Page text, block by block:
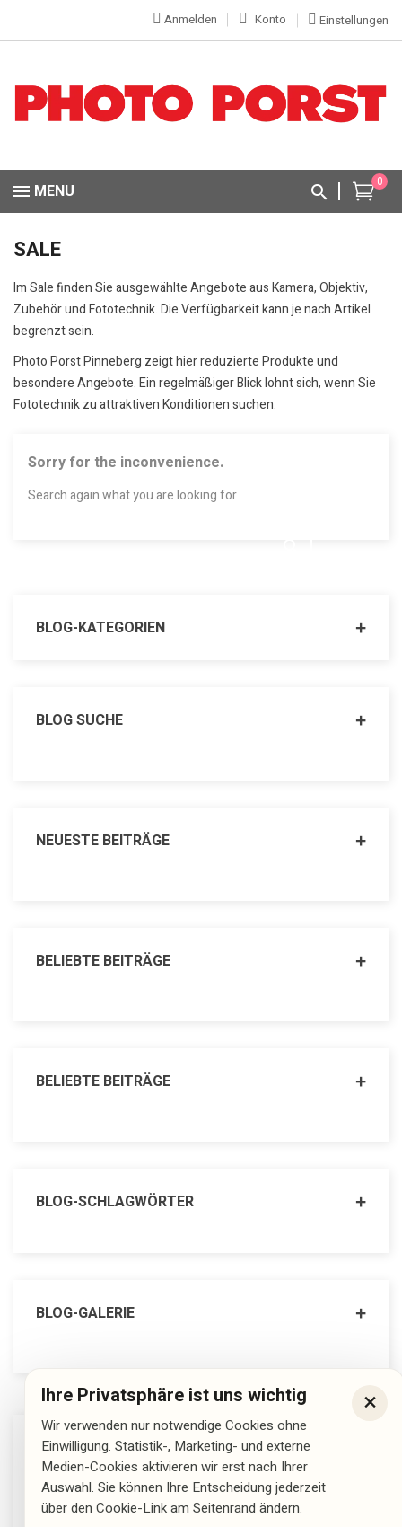
Einstellungen
Konto
Anmelden
0
MENU
BLOG-KATEGORIEN
BLOG SUCHE
NEUESTE BEITRÄGE
BELIEBTE BEITRÄGE
BELIEBTE BEITRÄGE
BLOG-SCHLAGWÖRTER
BLOG-GALERIE
UNSER GESCHÄFT, HIER FINDEN SIE UNS
SALE
Im Sale finden Sie ausgewählte Angebote aus Kamera, Objektiv,
Zubehör und Fototechnik. Die Verfügbarkeit kann je nach Artikel
begrenzt sein.
Photo Porst Pinneberg zeigt hier reduzierte Produkte und
besondere Angebote. Ein regelmäßiger Blick lohnt sich, wenn Sie
Fototechnik zu attraktiven Konditionen suchen.
Sorry for the inconvenience.
Search again what you are looking for
Ihre Privatsphäre ist uns wichtig
Wir verwenden nur notwendige Cookies ohne
Einwilligung. Statistik-, Marketing- und externe
Medien-Cookies aktivieren wir erst nach Ihrer
Auswahl. Sie können Ihre Entscheidung jederzeit
über den Cookie-Link am Seitenrand ändern.
×